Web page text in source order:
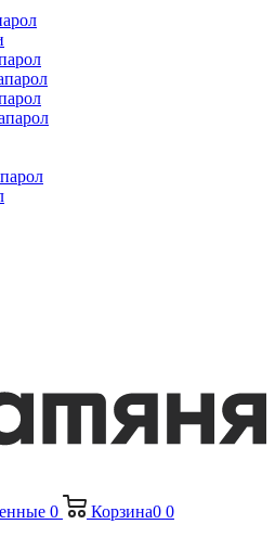
0 Корзина0 0